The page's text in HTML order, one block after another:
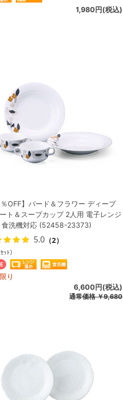
1,980円(税込)
％OFF】バード＆フラワー ディープ
ト＆スープカップ 2人用 電子レンジ
食洗機対応 (52458-23373)
5.0 （2）
ｯﾄ）
り
6,600円(税込)
通常価格￥9,680